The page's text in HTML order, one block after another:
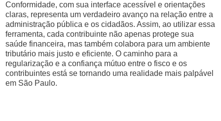
Conformidade, com sua interface acessível e orientações
claras, representa um verdadeiro avanço na relação entre a
administração pública e os cidadãos. Assim, ao utilizar essa
ferramenta, cada contribuinte não apenas protege sua
saúde financeira, mas também colabora para um ambiente
tributário mais justo e eficiente. O caminho para a
regularização e a confiança mútuo entre o fisco e os
contribuintes está se tornando uma realidade mais palpável
em São Paulo.